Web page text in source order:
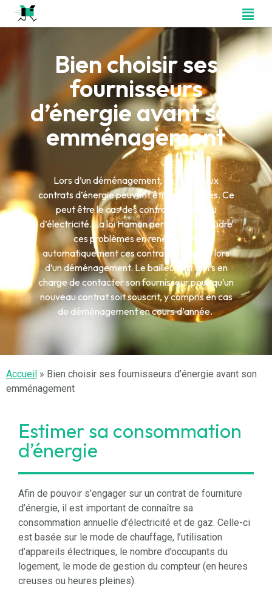
Bien choisir ses
fournisseurs
d’énergie avant son
emménagement
Lors d’un déménagement, de nombreux
contrats d’énergie peuvent être renégociés. Ce
peut être le cas des contrats de gaz ou
d’électricité. La loi Hamon permet de résoudre
ces problèmes en renégociant
automatiquement ces contrats d’énergie lors
d’un déménagement. Le bailleur est alors en
charge de contacter son fournisseur pour qu’un
nouveau contrat soit souscrit, y compris en cas
de déménagement en cours d’année.
Accueil » Bien choisir ses fournisseurs d’énergie avant son
emménagement
Estimer sa consommation
d’énergie
Afin de pouvoir s’engager sur un contrat de fourniture
d’énergie, il est important de connaître sa
consommation annuelle d’électricité et de gaz. Celle-ci
est basée sur le mode de chauffage, l’utilisation
d’appareils électriques, le nombre d’occupants du
logement, le mode de gestion du compteur (en heures
creuses ou heures pleines).